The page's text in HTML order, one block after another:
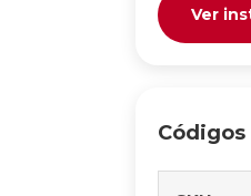
Ver